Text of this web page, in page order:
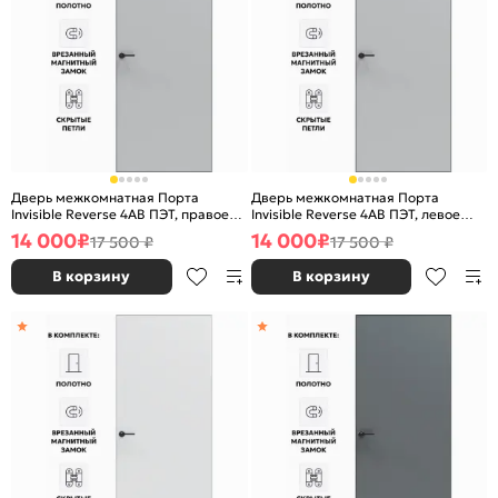
Дверь межкомнатная Порта
Invisible Reverse 4AB ПЭТ, правое
открывание, Shellac Grey, глухая,
скрытая, кромка алюминиевая
черная матовая, каркасно-
щитовая
14 000₽17 500 ₽
В корзину
Дверь межкомнатная Порта
Invisible Reverse 4AB ПЭТ, левое
открывание, Shellac Grey, глухая,
скрытая, кромка алюминиевая
черная матовая, каркасно-
щитовая
14 000₽17 500 ₽
В корзину